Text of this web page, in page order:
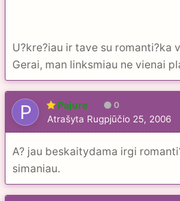
U?kre?iau ir tave su romanti?ka
Gerai, man linksmiau ne vienai
Pajure 0
Atrašyta Rugpjūčio 25, 2006
A? jau beskaitydama irgi
simaniau.